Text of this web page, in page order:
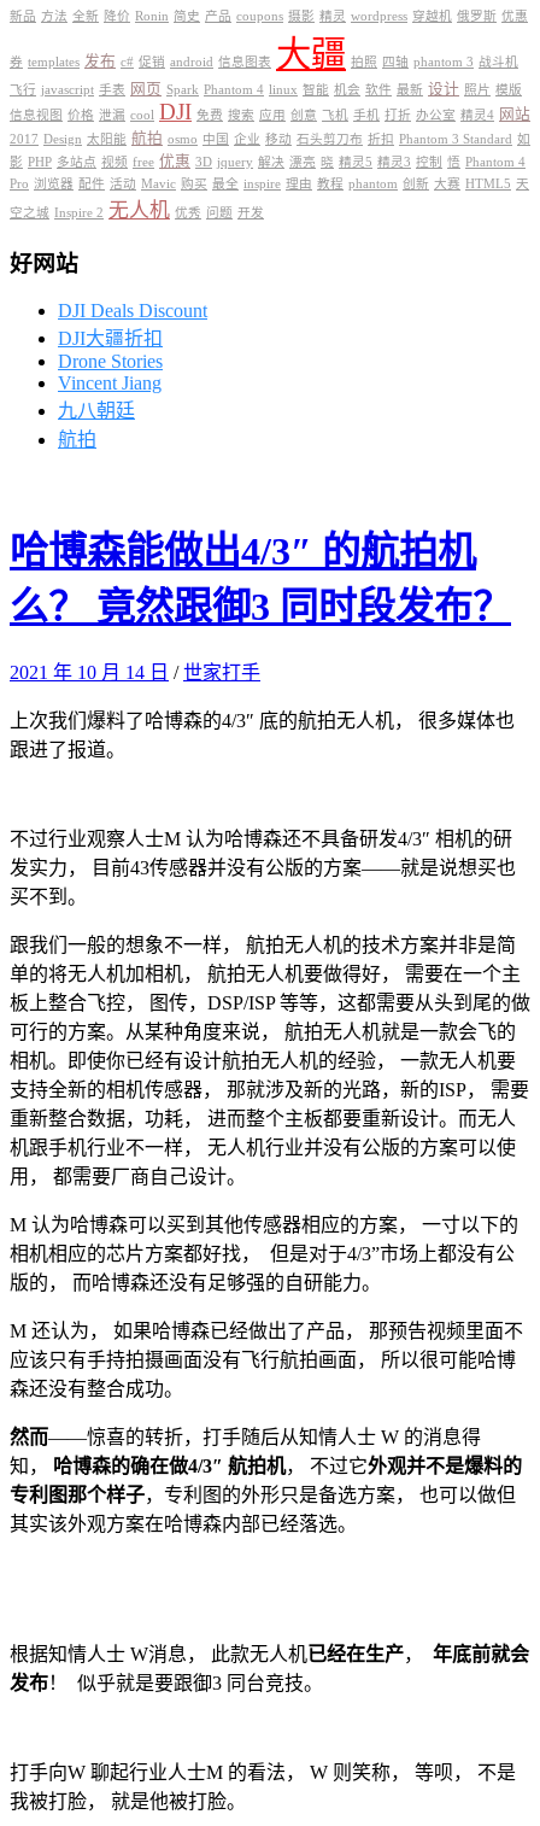
新品 方法 全新 降价 Ronin 简史 产品 coupons 摄影 精灵 wordpress 穿越机 俄罗斯 优惠
券 templates 发布 c# 促销 android 信息图表 大疆 拍照 四轴 phantom 3 战斗机
飞行 javascript 手表 网页 Spark Phantom 4 linux 智能 机会 软件 最新 设计 照片 模版
信息视图 价格 泄漏 cool DJI 免费 搜索 应用 创意 飞机 手机 打折 办公室 精灵4 网站
2017 Design 太阳能 航拍 osmo 中国 企业 移动 石头剪刀布 折扣 Phantom 3 Standard 如
影 PHP 多站点 视频 free 优惠 3D jquery 解决 漂亮 晓 精灵5 精灵3 控制 悟 Phantom 4
Pro 浏览器 配件 活动 Mavic 购买 最全 inspire 理由 教程 phantom 创新 大赛 HTML5 天
空之城 Inspire 2 无人机 优秀 问题 开发
好网站
DJI Deals Discount
DJI大疆折扣
Drone Stories
Vincent Jiang
九八朝廷
航拍
哈博森能做出4/3″ 的航拍机
么？ 竟然跟御3 同时段发布？
2021 年 10 月 14 日 /世家打手
上次我们爆料了哈博森的4/3″ 底的航拍无人机， 很多媒体也
跟进了报道。
不过行业观察人士M 认为哈博森还不具备研发4/3″ 相机的研
发实力， 目前43传感器并没有公版的方案——就是说想买也
买不到。
跟我们一般的想象不一样， 航拍无人机的技术方案并非是简
单的将无人机加相机， 航拍无人机要做得好， 需要在一个主
板上整合飞控， 图传，DSP/ISP 等等，这都需要从头到尾的做
可行的方案。从某种角度来说， 航拍无人机就是一款会飞的
相机。即使你已经有设计航拍无人机的经验， 一款无人机要
支持全新的相机传感器， 那就涉及新的光路，新的ISP， 需要
重新整合数据，功耗， 进而整个主板都要重新设计。而无人
机跟手机行业不一样， 无人机行业并没有公版的方案可以使
用， 都需要厂商自己设计。
M 认为哈博森可以买到其他传感器相应的方案， 一寸以下的
相机相应的芯片方案都好找， 但是对于4/3”市场上都没有公
版的， 而哈博森还没有足够强的自研能力。
M 还认为， 如果哈博森已经做出了产品， 那预告视频里面不
应该只有手持拍摄画面没有飞行航拍画面， 所以很可能哈博
森还没有整合成功。
然而——惊喜的转折，打手随后从知情人士 W 的消息得
知， 哈博森的确在做4/3″ 航拍机， 不过它外观并不是爆料的
专利图那个样子，专利图的外形只是备选方案， 也可以做但
其实该外观方案在哈博森内部已经落选。
根据知情人士 W消息， 此款无人机已经在生产， 年底前就会
发布！ 似乎就是要跟御3 同台竞技。
打手向W 聊起行业人士M 的看法， W 则笑称， 等呗， 不是
我被打脸， 就是他被打脸。